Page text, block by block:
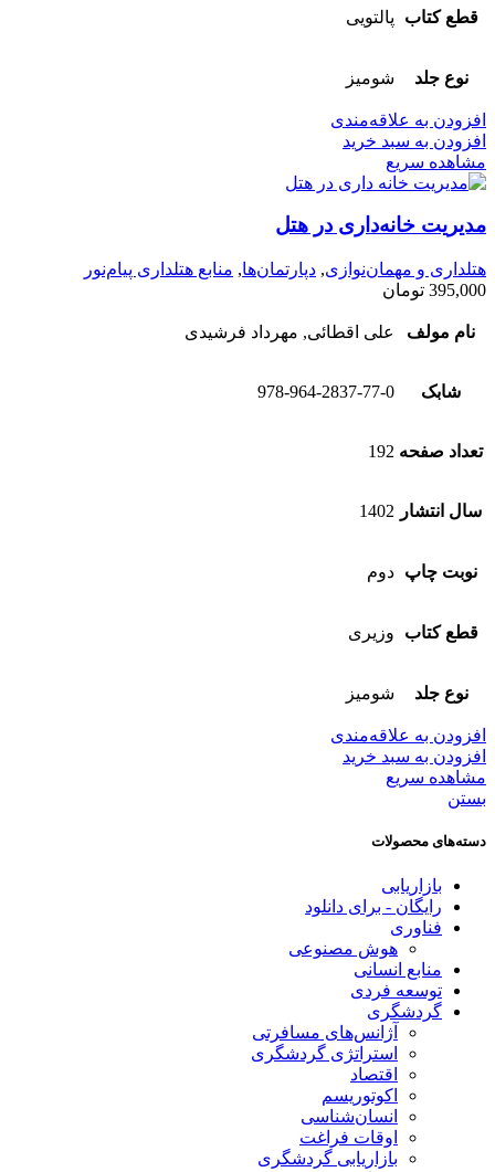
قطع کتاب پالتویی
نوع جلد شومیز
افزودن به علاقه‌مندی
افزودن به سبد خرید
مشاهده سریع
مدیریت خانه‌داری در هتل
هتلداری و مهمان‌نوازی, دپارتمان‌ها, منابع هتلداری پیام‌نور
395,000 تومان
نام مولف علی اقطائی, مهرداد فرشیدی
شابک 978-964-2837-77-0
تعداد صفحه 192
سال انتشار 1402
نوبت چاپ دوم
قطع کتاب وزیری
نوع جلد شومیز
افزودن به علاقه‌مندی
افزودن به سبد خرید
مشاهده سریع
بستن
دسته‌های محصولات
بازاریابی
رایگان - برای دانلود
فناوری
هوش مصنوعی
منابع انسانی
توسعه فردی
گردشگری
آژانس‌های مسافرتی
استراتژی گردشگری
اقتصاد
اکوتوریسم
انسان‌شناسی
اوقات فراغت
بازاریابی گردشگری